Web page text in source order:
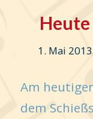
1. Mai 2013
Am
dem